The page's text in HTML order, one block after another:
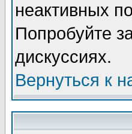
неактивных
Попробуйте
дискуссиях.
Вернуться к